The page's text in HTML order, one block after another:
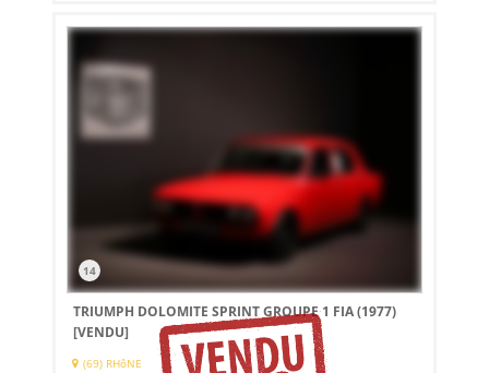
14
TRIUMPH DOLOMITE SPRINT GROUPE 1 FIA (1977)
[VENDU]
(69) RHôNE